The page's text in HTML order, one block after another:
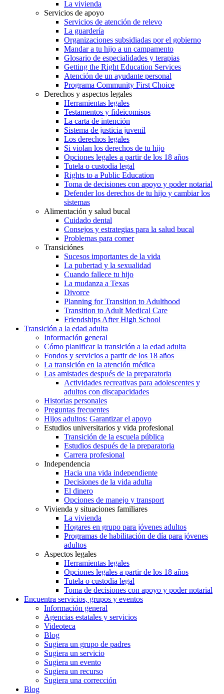
La vivienda
Servicios de apoyo
Servicios de atención de relevo
La guardería
Organizaciones subsidiadas por el gobierno
Mandar a tu hijo a un campamento
Glosario de especialidades y terapias
Getting the Right Education Services
Atención de un ayudante personal
Programa Community First Choice
Derechos y aspectos legales
Herramientas legales
Testamentos y fideicomisos
La carta de intención
Sistema de justicia juvenil
Los derechos legales
Si violan los derechos de tu hijo
Opciones legales a partir de los 18 años
Tutela o custodia legal
Rights to a Public Education
Toma de decisiones con apoyo y poder notarial
Defender los derechos de tu hijo y cambiar los
sistemas
Alimentación y salud bucal
Cuidado dental
Consejos y estrategias para la salud bucal
Problemas para comer
Transiciónes
Sucesos importantes de la vida
La pubertad y la sexualidad
Cuando fallece tu hijo
La mudanza a Texas
Divorce
Planning for Transition to Adulthood
Transition to Adult Medical Care
Friendships After High School
Transición a la edad adulta
Información general
Cómo planificar la transición a la edad adulta
Fondos y servicios a partir de los 18 años
La transición en la atención médica
Las amistades después de la preparatoria
Actividades recreativas para adolescentes y
adultos con discapacidades
Historias personales
Preguntas frecuentes
Hijos adultos: Garantizar el apoyo
Estudios universitarios y vida profesional
Transición de la escuela pública
Estudios después de la preparatoria
Carrera profesional
Independencia
Hacia una vida independiente
Decisiones de la vida adulta
El dinero
Opciones de manejo y transport
Vivienda y situaciones familiares
La vivienda
Hogares en grupo para jóvenes adultos
Programas de habilitación de día para jóvenes
adultos
Aspectos legales
Herramientas legales
Opciones legales a partir de los 18 años
Tutela o custodia legal
Toma de decisiones con apoyo y poder notarial
Encuentra servicios, grupos y eventos
Información general
Agencias estatales y servicios
Videoteca
Blog
Sugiera un grupo de padres
Sugiera un servicio
Sugiera un evento
Sugiera un recurso
Sugiera una corrección
Blog